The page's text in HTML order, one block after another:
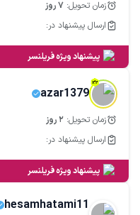
سرویس‌های مرتبط
طراحی لوگو طراحی
طراحی بروشور
پیشنهاد ویژه فریلنسر
زمان تحویل: 7روز
ارسال پیشنهاد در:
پیشنهاد ویژه فریلنسر
azar1379
زمان تحویل: 2 روز
ارسال پیشنهاد در:
hesamhatami11